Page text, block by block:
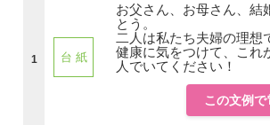
1 台 紙
お父さん、お母さん、結
とう。
二人は私たち夫婦の理
健康に気をつけて、これ
人でいてください！
この文例